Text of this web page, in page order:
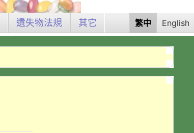
遺失物法規 其它 繁中 English